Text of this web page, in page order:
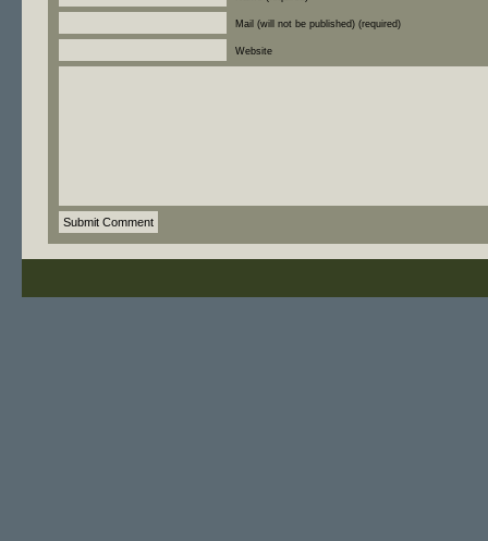
Mail (will not be published) (required)
Website